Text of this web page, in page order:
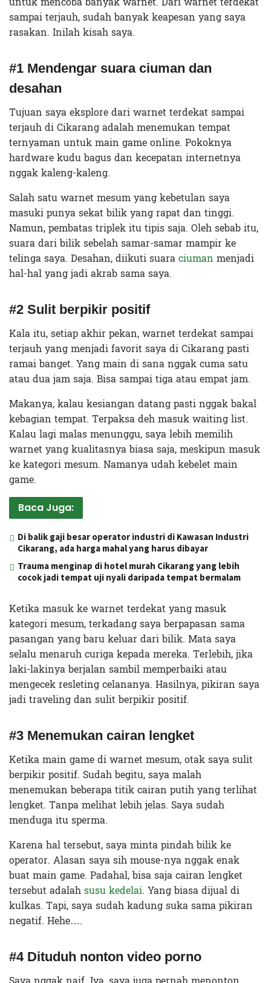
sampai terjauh, sudah banyak keapesan yang saya
rasakan. Inilah kisah saya.
#1 Mendengar suara ciuman dan
desahan
Tujuan saya eksplore dari warnet terdekat sampai
terjauh di Cikarang adalah menemukan tempat
ternyaman untuk main game online. Pokoknya
hardware kudu bagus dan kecepatan internetnya
nggak kaleng-kaleng.
Salah satu warnet mesum yang kebetulan saya
masuki punya sekat bilik yang rapat dan tinggi.
Namun, pembatas triplek itu tipis saja. Oleh sebab itu,
suara dari bilik sebelah samar-samar mampir ke
telinga saya. Desahan, diikuti suaraciuman menjadi
hal-hal yang jadi akrab sama saya.
#2 Sulit berpikir positif
Kala itu, setiap akhir pekan, warnet terdekat sampai
terjauh yang menjadi favorit saya di Cikarang pasti
ramai banget. Yang main di sana nggak cuma satu
atau dua jam saja. Bisa sampai tiga atau empat jam.
Makanya, kalau kesiangan datang pasti nggak bakal
kebagian tempat. Terpaksa deh masuk waiting list.
Kalau lagi malas menunggu, saya lebih memilih
warnet yang kualitasnya biasa saja, meskipun masuk
ke kategori mesum. Namanya udah kebelet main
game.
Baca Juga:
Di balik gaji besar operator industri di Kawasan Industri
Cikarang, ada harga mahal yang harus dibayar
Trauma menginap di hotel murah Cikarang yang lebih
cocok jadi tempat uji nyali daripada tempat bermalam
Ketika masuk ke warnet terdekat yang masuk
kategori mesum, terkadang saya berpapasan sama
pasangan yang baru keluar dari bilik. Mata saya
selalu menaruh curiga kepada mereka. Terlebih, jika
laki-lakinya berjalan sambil memperbaiki atau
mengecek resleting celananya. Hasilnya, pikiran saya
jadi traveling dan sulit berpikir positif.
#3 Menemukan cairan lengket
Ketika main game di warnet mesum, otak saya sulit
berpikir positif. Sudah begitu, saya malah
menemukan beberapa titik cairan putih yang terlihat
lengket. Tanpa melihat lebih jelas. Saya sudah
menduga itu sperma.
Karena hal tersebut, saya minta pindah bilik ke
operator. Alasan saya sih mouse-nya nggak enak
buat main game. Padahal, bisa saja cairan lengket
tersebut adalahsusu kedelai. Yang biasa dijual di
kulkas. Tapi, saya sudah kadung suka sama pikiran
negatif. Hehe….
#4 Dituduh nonton video porno